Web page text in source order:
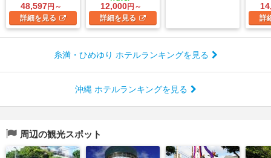
48,597円～
詳細を見る
12,000円～
詳細を見る 詳
糸満・ひめゆり ホテルランキングを見る
沖縄 ホテルランキングを見る
周辺の観光スポット